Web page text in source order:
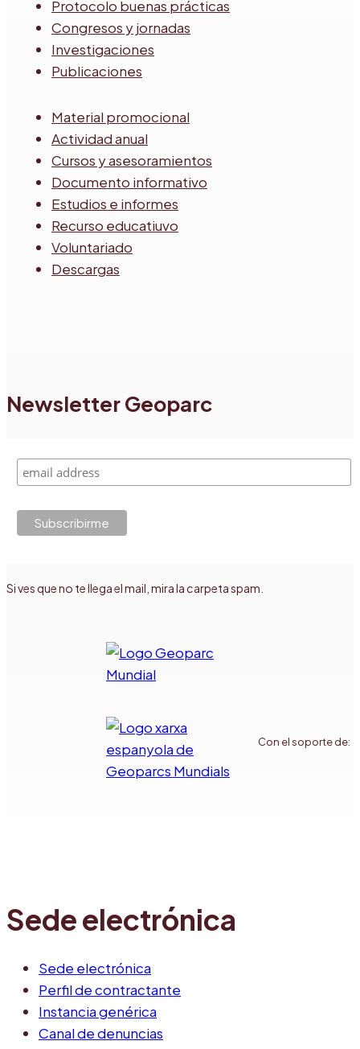
Protocolo buenas prácticas
Congresos y jornadas
Investigaciones
Publicaciones
Material promocional
Actividad anual
Cursos y asesoramientos
Documento informativo
Estudios e informes
Recurso educatiuvo
Voluntariado
Descargas
Newsletter Geoparc
Si ves que no te llega el mail, mira la carpeta spam.
Con el soporte de:
Sede electrónica
Sede electrónica
Perfil de contractante
Instancia genérica
Canal de denuncias